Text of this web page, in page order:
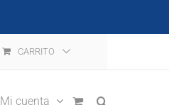
CARRITO
Mi cuenta